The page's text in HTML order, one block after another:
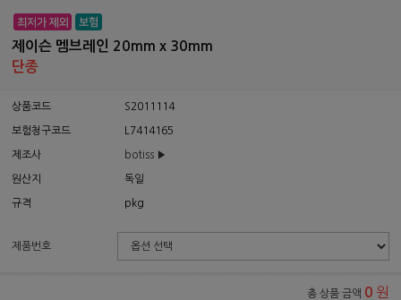
제이슨 멤브레인 20mm x 30mm
단종
상품코드 S2011114
보험청구코드 L7414165
제조사 botiss ▶
원산지 독일
규격 pkg
제품번호
총 상품 금액 0 원